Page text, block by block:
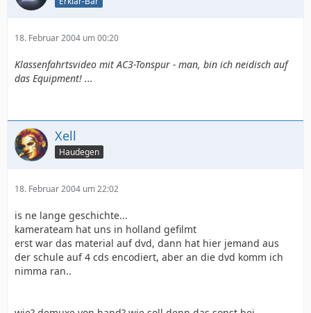
18. Februar 2004 um 00:20
Klassenfahrtsvideo mit AC3-Tonspur - man, bin ich neidisch auf
das Equipment! ...
Xell
Haudegen
18. Februar 2004 um 22:02
is ne lange geschichte...
kamerateam hat uns in holland gefilmt
erst war das material auf dvd, dann hat hier jemand aus
der schule auf 4 cds encodiert, aber an die dvd komm ich
nimma ran..